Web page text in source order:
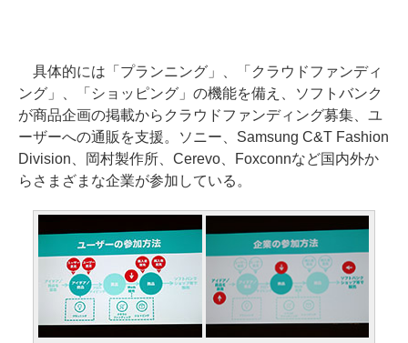
具体的には「プランニング」、「クラウドファンディ
ング」、「ショッピング」の機能を備え、ソフトバンク
が商品企画の掲載からクラウドファンディング募集、ユ
ーザーへの通販を支援。ソニー、Samsung C&T Fashion
Division、岡村製作所、Cerevo、Foxconnなど国内外か
らさまざまな企業が参加している。